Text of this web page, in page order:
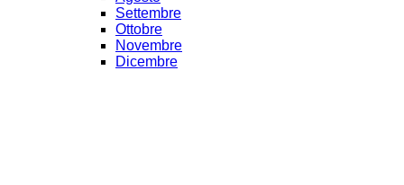
Settembre
Ottobre
Novembre
Dicembre